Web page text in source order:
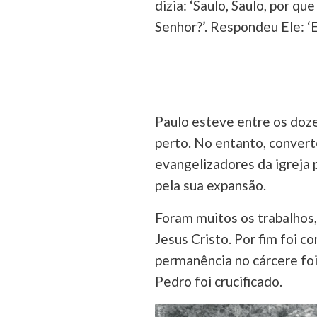
dizia: ‘Saulo, Saulo, por
Senhor?’. Respondeu Ele:
Paulo esteve entre os
perto. No entanto,
evangelizadores da igreja
pela sua expansão.
Foram muitos os
Jesus Cristo. Por fim foi
permanência no cárcere
Pedro foi crucificado.